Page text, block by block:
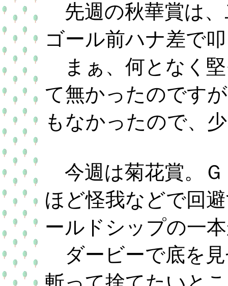
先週の秋華賞は、
ゴール前ハナ差で
まぁ、何となく
て無かったのです
もなかったので、
今週は菊花賞。Ｇ
ほど怪我などで回
ールドシップの一
ダービーで底を見